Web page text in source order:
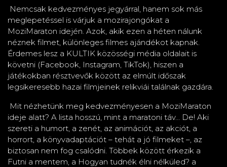
Nemcsak kedvezményes jegyárral, hanem sok más
meglepetéssel is várjuk a mozirajongókat a
MoziMaraton idején. Azok, akik ezen a héten nálunk
néznek filmet, különleges filmes ajándékot kapnak.
Érdemes lesz a KULTIK közösségi média oldalait is
követni (Facebook, Instagram, TikTok), hiszen a
játékokban résztvevők között az elmúlt időszak
legsikeresebb hazai filmjeinek relikviái találnak gazdára.
Mit nézhetünk meg kedvezményesen a MoziMaraton
ideje alatt? A lista hosszú, mint a maratoni táv... De! Aki
szereti a humort, a zenét, az animációt, az akciót, a
horrort, a könyvadaptációt – tehát a jó filmeket –, az
biztosan nem fog csalódni. Többek között érkezik a
Futni a mentem, a Hogyan tudnék élni nélküled? a